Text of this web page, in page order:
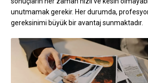
unutmamak gerekir. Her durumda,
gereksinimi büyük bir avantaj sunmaktadır.